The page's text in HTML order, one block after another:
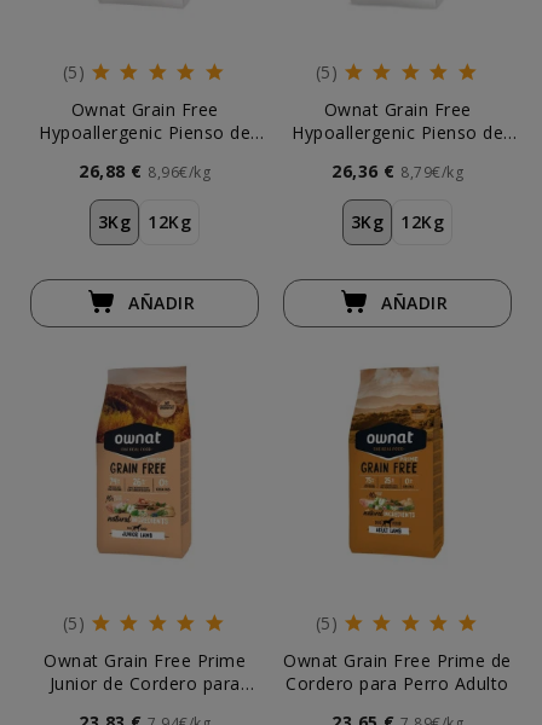
(5)
Ownat Grain Free
Hypoallergenic Pienso de
26,88 € 8,96€/kg
3Kg 12Kg
AÑADIR
(5)
Ownat Grain Free
Hypoallergenic Pienso de
26,36 € 8,79€/kg
3Kg 12Kg
AÑADIR
(5)
Ownat Grain Free Prime
Junior de Cordero para
(5)
Ownat Grain Free Prime de
Cordero para Perro Adulto